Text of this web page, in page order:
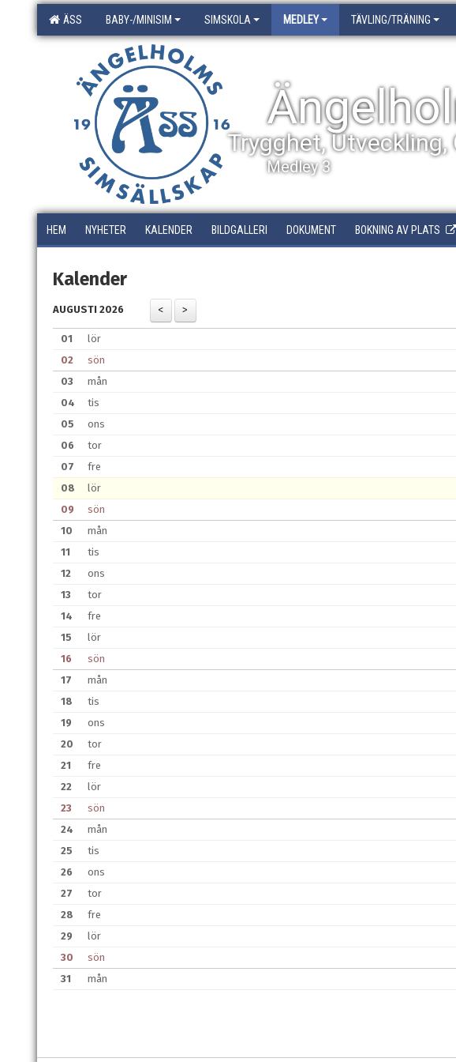
ÄSS BABY-/MINISIM SIMSKOLA MEDLEY TÄVLING/TRÄNING
Trygghet, Utveckling,
Medley 3
HEM NYHETER KALENDER BILDGALLERI DOKUMENT BOKNING AV PLATS
Kalender
AUGUSTI 2026
01
lör
02
sön
03
mån
04
tis
05
ons
06
tor
07
fre
08
lör
09
sön
10
mån
11
tis
12
ons
13
tor
14
fre
15
lör
16
sön
17
mån
18
tis
19
ons
20
tor
21
fre
22
lör
23
sön
24
mån
25
tis
26
ons
27
tor
28
fre
29
lör
30
sön
31 mån